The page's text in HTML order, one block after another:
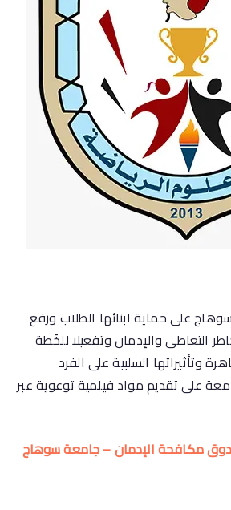
على حماية ابنائها الطلاب ورفع
التعاطى والإدمان وتفعيلا للخُطة
وتأثيراتها السلبية على الفرد
على تقديم مواد فيلمية توعوية عبر
مكافحة الإدمان – جامعة سوهاج